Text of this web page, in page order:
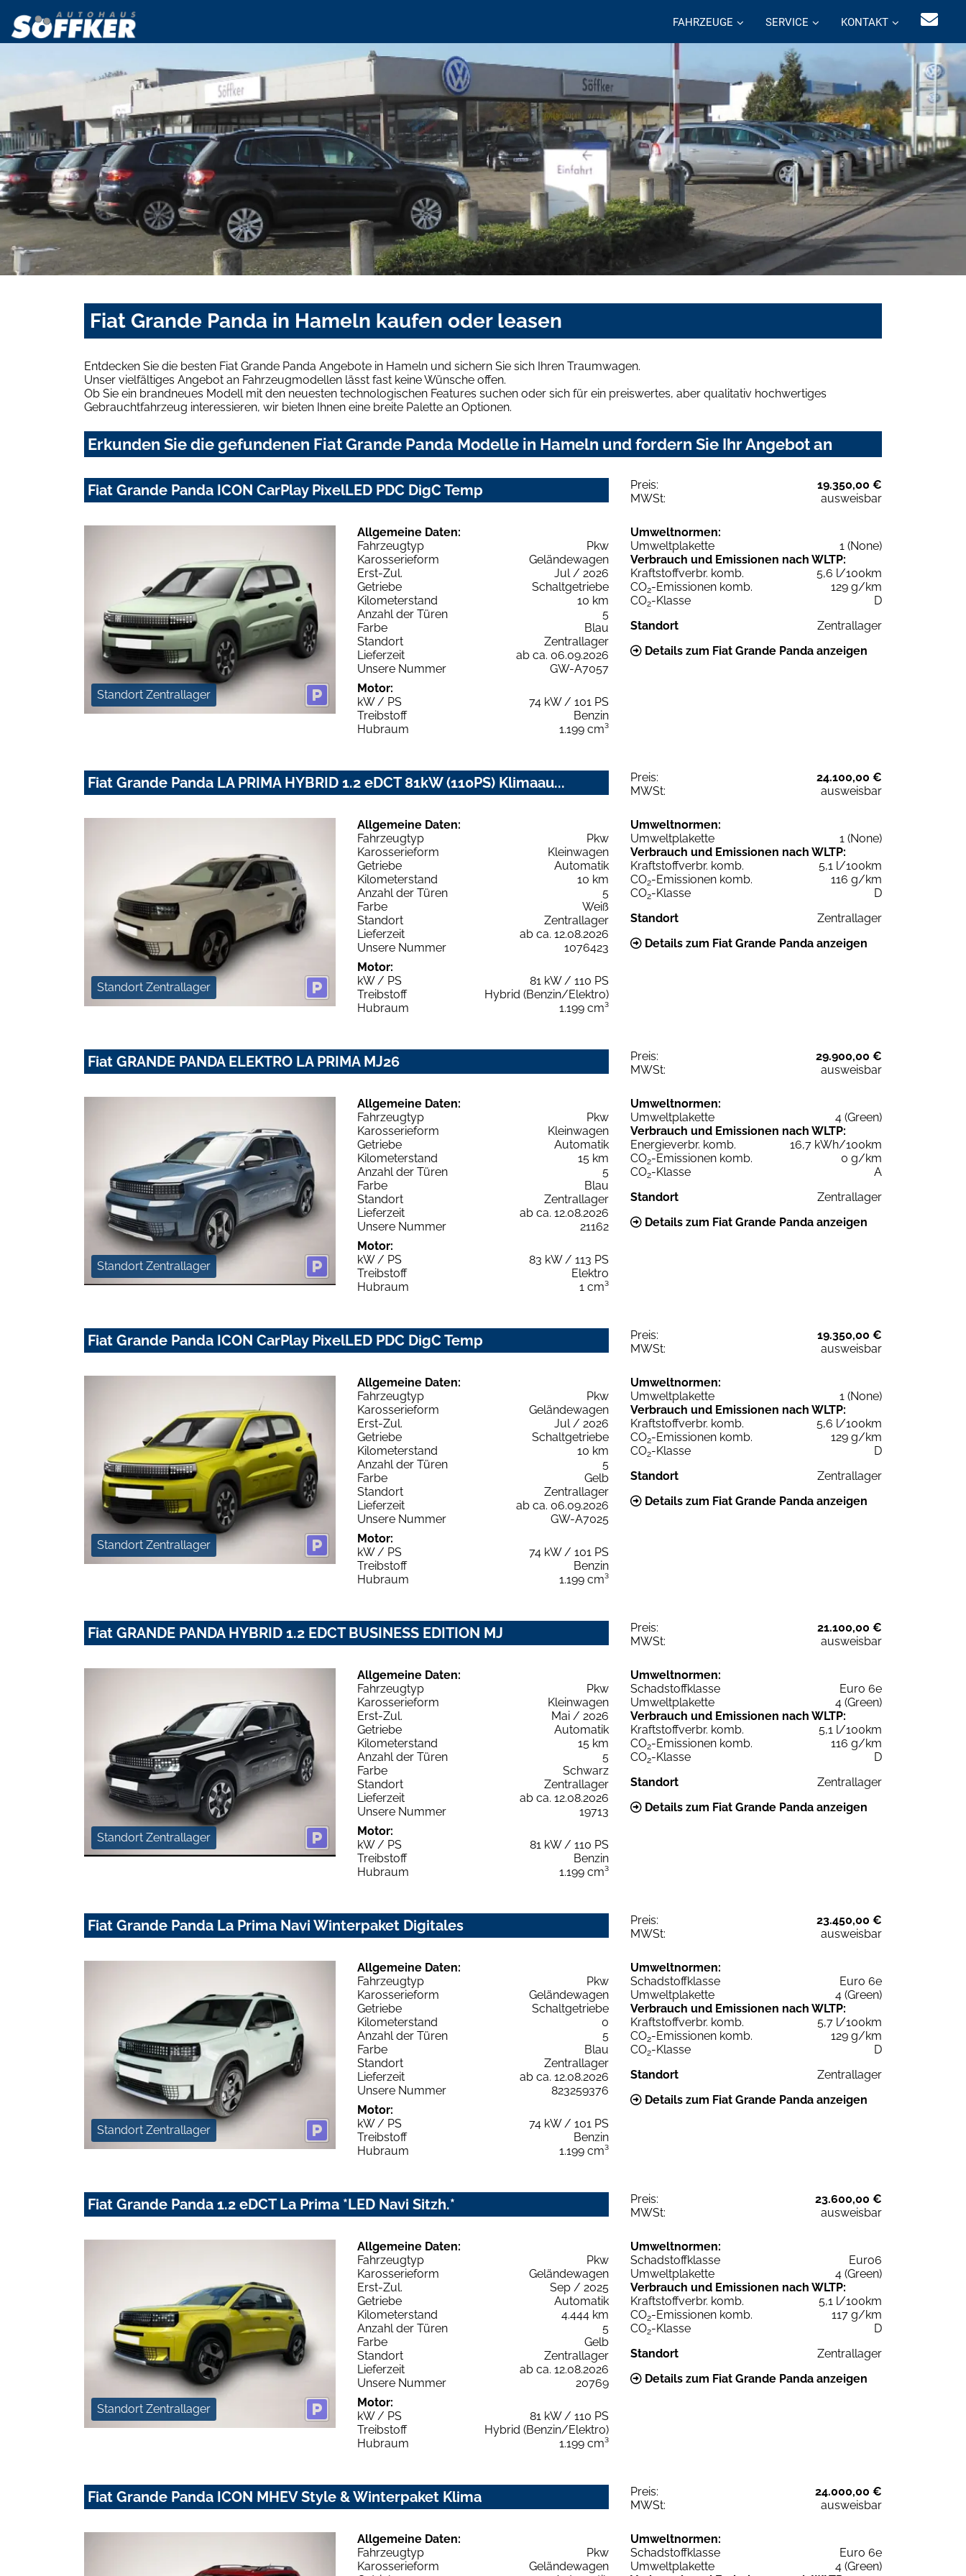
FAHRZEUGE SERVICE KONTAKT
Fiat Grande Panda in Hameln kaufen oder leasen
Entdecken Sie die besten Fiat Grande Panda Angebote in Hameln und sichern Sie sich Ihren Traumwagen.
Unser vielfältiges Angebot an Fahrzeugmodellen lässt fast keine Wünsche offen.
Ob Sie ein brandneues Modell mit den neuesten technologischen Features suchen oder sich für ein preiswertes, aber qualitativ hochwertiges
Gebrauchtfahrzeug interessieren, wir bieten Ihnen eine breite Palette an Optionen.
Erkunden Sie die gefundenen Fiat Grande Panda Modelle in Hameln und fordern Sie Ihr Angebot an
Fiat Grande Panda ICON CarPlay PixelLED PDC DigC Temp Preis:
19.350,00 €
MWSt:
ausweisbar
Standort Zentrallager
Allgemeine Daten:
Fahrzeugtyp
Pkw
Karosserieform
Geländewagen
Erst-Zul.
Jul / 2026
Getriebe
Schaltgetriebe
Kilometerstand
10 km
Anzahl der Türen
5
Farbe
Blau
Standort
Zentrallager
Lieferzeit
ab ca. 06.09.2026
Unsere Nummer
GW-A7057
Motor:
kW / PS
74 kW / 101 PS
Treibstoff
Benzin
Hubraum
1.199 cm³
Umweltnormen:
Umweltplakette
1 (None)
Verbrauch und Emissionen nach WLTP:
Kraftstoffverbr. komb.
5,6 l/100km
CO2-Emissionen komb.
129 g/km
CO2-Klasse
D
Standort
Zentrallager
Details zum Fiat Grande Panda anzeigen
Fiat Grande Panda LA PRIMA HYBRID 1.2 eDCT 81kW (110PS) Klimaau... Preis:
24.100,00 €
MWSt:
ausweisbar
Standort Zentrallager
Allgemeine Daten:
Fahrzeugtyp
Pkw
Karosserieform
Kleinwagen
Getriebe
Automatik
Kilometerstand
10 km
Anzahl der Türen
5
Farbe
Weiß
Standort
Zentrallager
Lieferzeit
ab ca. 12.08.2026
Unsere Nummer
1076423
Motor:
kW / PS
81 kW / 110 PS
Treibstoff
Hybrid (Benzin/Elektro)
Hubraum
1.199 cm³
Umweltnormen:
Umweltplakette
1 (None)
Verbrauch und Emissionen nach WLTP:
Kraftstoffverbr. komb.
5,1 l/100km
CO2-Emissionen komb.
116 g/km
CO2-Klasse
D
Standort
Zentrallager
Details zum Fiat Grande Panda anzeigen
Fiat GRANDE PANDA ELEKTRO LA PRIMA MJ26 Preis:
29.900,00 €
MWSt:
ausweisbar
Standort Zentrallager
Allgemeine Daten:
Fahrzeugtyp
Pkw
Karosserieform
Kleinwagen
Getriebe
Automatik
Kilometerstand
15 km
Anzahl der Türen
5
Farbe
Blau
Standort
Zentrallager
Lieferzeit
ab ca. 12.08.2026
Unsere Nummer
21162
Motor:
kW / PS
83 kW / 113 PS
Treibstoff
Elektro
Hubraum
1 cm³
Umweltnormen:
Umweltplakette
4 (Green)
Verbrauch und Emissionen nach WLTP:
Energieverbr. komb.
16,7 kWh/100km
CO2-Emissionen komb.
0 g/km
CO2-Klasse
A
Standort
Zentrallager
Details zum Fiat Grande Panda anzeigen
Fiat Grande Panda ICON CarPlay PixelLED PDC DigC Temp Preis:
19.350,00 €
MWSt:
ausweisbar
Standort Zentrallager
Allgemeine Daten:
Fahrzeugtyp
Pkw
Karosserieform
Geländewagen
Erst-Zul.
Jul / 2026
Getriebe
Schaltgetriebe
Kilometerstand
10 km
Anzahl der Türen
5
Farbe
Gelb
Standort
Zentrallager
Lieferzeit
ab ca. 06.09.2026
Unsere Nummer
GW-A7025
Motor:
kW / PS
74 kW / 101 PS
Treibstoff
Benzin
Hubraum
1.199 cm³
Umweltnormen:
Umweltplakette
1 (None)
Verbrauch und Emissionen nach WLTP:
Kraftstoffverbr. komb.
5,6 l/100km
CO2-Emissionen komb.
129 g/km
CO2-Klasse
D
Standort
Zentrallager
Details zum Fiat Grande Panda anzeigen
Fiat GRANDE PANDA HYBRID 1.2 EDCT BUSINESS EDITION MJ Preis:
21.100,00 €
MWSt:
ausweisbar
Standort Zentrallager
Allgemeine Daten:
Fahrzeugtyp
Pkw
Karosserieform
Kleinwagen
Erst-Zul.
Mai / 2026
Getriebe
Automatik
Kilometerstand
15 km
Anzahl der Türen
5
Farbe
Schwarz
Standort
Zentrallager
Lieferzeit
ab ca. 12.08.2026
Unsere Nummer
19713
Motor:
kW / PS
81 kW / 110 PS
Treibstoff
Benzin
Hubraum
1.199 cm³
Umweltnormen:
Schadstoffklasse
Euro 6e
Umweltplakette
4 (Green)
Verbrauch und Emissionen nach WLTP:
Kraftstoffverbr. komb.
5,1 l/100km
CO2-Emissionen komb.
116 g/km
CO2-Klasse
D
Standort
Zentrallager
Details zum Fiat Grande Panda anzeigen
Fiat Grande Panda La Prima Navi Winterpaket Digitales Preis:
23.450,00 €
MWSt:
ausweisbar
Standort Zentrallager
Allgemeine Daten:
Fahrzeugtyp
Pkw
Karosserieform
Geländewagen
Getriebe
Schaltgetriebe
Kilometerstand
0
Anzahl der Türen
5
Farbe
Blau
Standort
Zentrallager
Lieferzeit
ab ca. 12.08.2026
Unsere Nummer
823259376
Motor:
kW / PS
74 kW / 101 PS
Treibstoff
Benzin
Hubraum
1.199 cm³
Umweltnormen:
Schadstoffklasse
Euro 6e
Umweltplakette
4 (Green)
Verbrauch und Emissionen nach WLTP:
Kraftstoffverbr. komb.
5,7 l/100km
CO2-Emissionen komb.
129 g/km
CO2-Klasse
D
Standort
Zentrallager
Details zum Fiat Grande Panda anzeigen
Fiat Grande Panda 1.2 eDCT La Prima *LED Navi Sitzh.* Preis:
23.600,00 €
MWSt:
ausweisbar
Standort Zentrallager
Allgemeine Daten:
Fahrzeugtyp
Pkw
Karosserieform
Geländewagen
Erst-Zul.
Sep / 2025
Getriebe
Automatik
Kilometerstand
4.444 km
Anzahl der Türen
5
Farbe
Gelb
Standort
Zentrallager
Lieferzeit
ab ca. 12.08.2026
Unsere Nummer
20769
Motor:
kW / PS
81 kW / 110 PS
Treibstoff
Hybrid (Benzin/Elektro)
Hubraum
1.199 cm³
Umweltnormen:
Schadstoffklasse
Euro6
Umweltplakette
4 (Green)
Verbrauch und Emissionen nach WLTP:
Kraftstoffverbr. komb.
5,1 l/100km
CO2-Emissionen komb.
117 g/km
CO2-Klasse
D
Standort
Zentrallager
Details zum Fiat Grande Panda anzeigen
Fiat Grande Panda ICON MHEV Style & Winterpaket Klima Preis:
24.000,00 €
MWSt:
ausweisbar
Allgemeine Daten:
Fahrzeugtyp
Pkw
Karosserieform
Geländewagen
Umweltnormen:
Schadstoffklasse
Euro 6e
Umweltplakette
4 (Green)